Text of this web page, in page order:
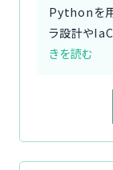
Pythonを用
ラ設計や
きを読む